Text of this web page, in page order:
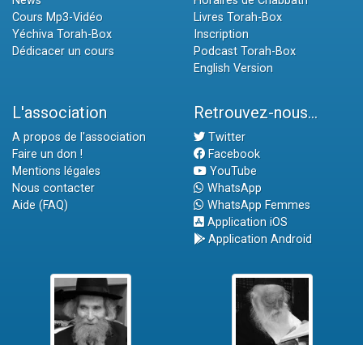
Cours Mp3-Vidéo
Yéchiva Torah-Box
Dédicacer un cours
Livres Torah-Box
Inscription
Podcast Torah-Box
English Version
L'association
A propos de l'association
Faire un don !
Mentions légales
Nous contacter
Aide (FAQ)
Retrouvez-nous...
Twitter
Facebook
YouTube
WhatsApp
WhatsApp Femmes
Application iOS
Application Android